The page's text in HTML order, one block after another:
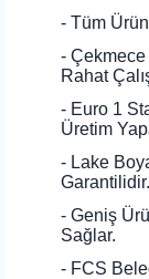
- Tüm
-
Rahat
- Euro 1
Üretim
- Lake
Garantilidir.
- Geniş
Sağlar.
- FCS